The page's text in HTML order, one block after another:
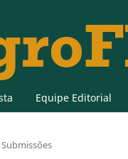
Equipe Editorial
Submissões